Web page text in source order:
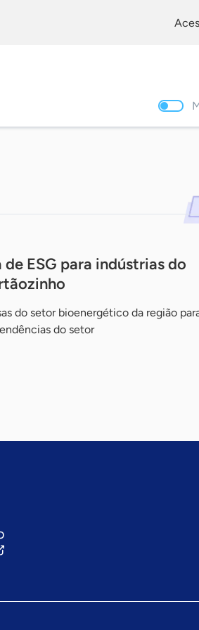
ESG para indústrias do
do setor bioenergético da região
do setor